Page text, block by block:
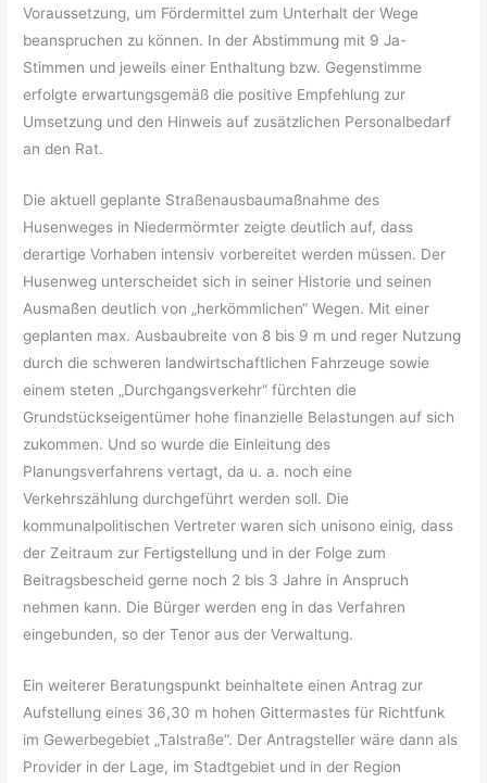
Voraussetzung, um Fördermittel zum Unterhalt der Wege
beanspruchen zu können. In der Abstimmung mit 9 Ja-
Stimmen und jeweils einer Enthaltung bzw. Gegenstimme
erfolgte erwartungsgemäß die positive Empfehlung zur
Umsetzung und den Hinweis auf zusätzlichen Personalbedarf
an den Rat.
Die aktuell geplante Straßenausbaumaßnahme des
Husenweges in Niedermörmter zeigte deutlich auf, dass
derartige Vorhaben intensiv vorbereitet werden müssen. Der
Husenweg unterscheidet sich in seiner Historie und seinen
Ausmaßen deutlich von „herkömmlichen“ Wegen. Mit einer
geplanten max. Ausbaubreite von 8 bis 9 m und reger Nutzung
durch die schweren landwirtschaftlichen Fahrzeuge sowie
einem steten „Durchgangsverkehr“ fürchten die
Grundstückseigentümer hohe finanzielle Belastungen auf sich
zukommen. Und so wurde die Einleitung des
Planungsverfahrens vertagt, da u. a. noch eine
Verkehrszählung durchgeführt werden soll. Die
kommunalpolitischen Vertreter waren sich unisono einig, dass
der Zeitraum zur Fertigstellung und in der Folge zum
Beitragsbescheid gerne noch 2 bis 3 Jahre in Anspruch
nehmen kann. Die Bürger werden eng in das Verfahren
eingebunden, so der Tenor aus der Verwaltung.
Ein weiterer Beratungspunkt beinhaltete einen Antrag zur
Aufstellung eines 36,30 m hohen Gittermastes für Richtfunk
im Gewerbegebiet „Talstraße“. Der Antragsteller wäre dann als
Provider in der Lage, im Stadtgebiet und in der Region